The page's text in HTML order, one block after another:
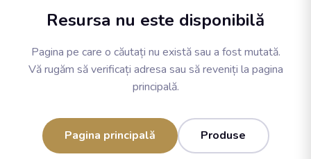
Resursa nu este disponibilă
Pagina pe care o căutați nu există sau a fost mutată.
Vă rugăm să verificați adresa sau să reveniți la pagina
principală.
Pagina principală Produse